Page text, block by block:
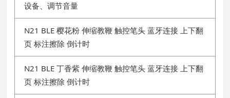
设备、调节音量
N21 BLE 樱花粉 伸缩教鞭 触控笔头 蓝牙连接 上下翻
页 标注擦除 倒计时
N21 BLE 丁香紫 伸缩教鞭 触控笔头 蓝牙连接 上下翻
页 标注擦除 倒计时